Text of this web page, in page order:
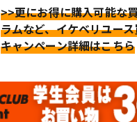
>>更にお得に購入可能な
ラムなど、イケベリユー
キャンペーン詳細はこちら